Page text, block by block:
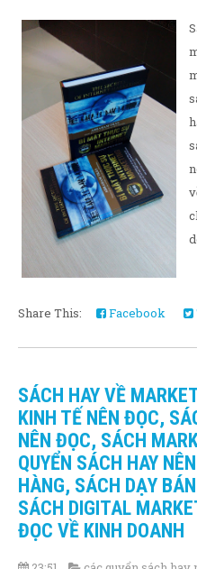
Share This: Facebook
SÁCH HAY VỀ
KINH TẾ NÊN ĐỌC,
NÊN ĐỌC, SÁCH
QUYỂN SÁCH HAY
HÀNG, SÁCH DẠY
SÁCH DIGITAL
ĐỌC VỀ KINH DOANH